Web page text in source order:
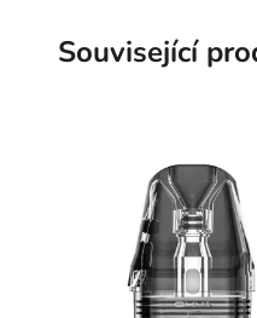
Související